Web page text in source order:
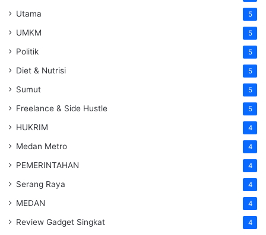
Utama 5
UMKM 5
Politik 5
Diet & Nutrisi 5
Sumut 5
Freelance & Side Hustle 5
HUKRIM 4
Medan Metro 4
PEMERINTAHAN 4
Serang Raya 4
MEDAN 4
Review Gadget Singkat 4